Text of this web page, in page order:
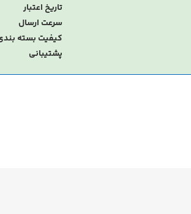
تاریخ اعتبار
سرعت ارسال
کیفیت بسته
پشتیبانی